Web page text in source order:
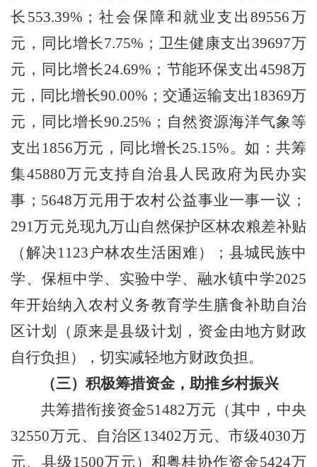
长 553.39% ；社会保障和就业支出89556万
元，同比增长7.75% ；卫生健康支出 39697万
元，同比增长24.69% ；节能环保支出4598万
元，同比增长90.00% ；交通运输支出 18369万
元，同比增长90.25% ；自然资源海洋气象等
支出 1856万元，同比增长25.15%。如：共筹
集45880万元支持自治县人民政府为民办实
事； 5648万元用于农村公益事业一事一议；
291万元兑现九万山自然保护区林农粮差补贴
（解决1123 户林农生活困难）；县城民族中
学、保桓中学、实验中学、融水镇中学2025
年开始纳入农村义务教育学生膳食补助自治
区计划（原来是县级计划，资金由地方财政
自行负担），切实减轻地方财政负担 。
（三）积极筹措资金，助推乡村振兴
共筹措衔接资金51482万元（其中，中央
32550万元、自治区13402万元、市级4030万
元、县级1500万元）和粤桂协作资金5424万